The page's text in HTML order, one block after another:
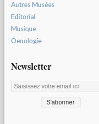
Autres Musées
Editorial
Musique
Oenologie
Newsletter